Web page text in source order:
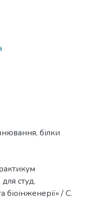
, білки
студ.
біоінженерії» / С.